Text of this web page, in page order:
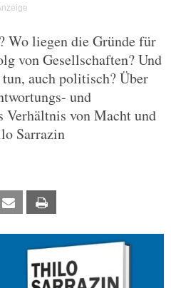
liegen die Gründe für
von Gesellschaften? Und
auch politisch? Über
und
Verhältnis von Macht und
Sarrazin
Email